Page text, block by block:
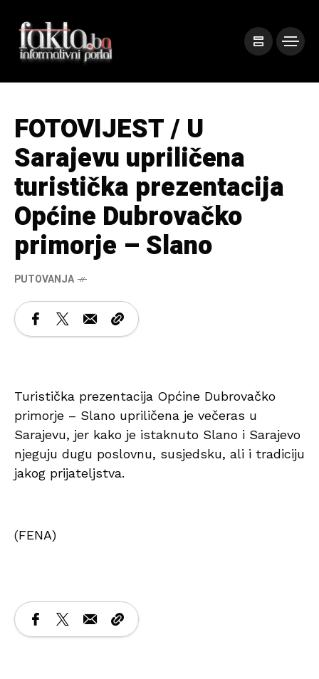
FOTOVIJEST / U
Sarajevu upriličena
turistička prezentacija
Općine Dubrovačko
primorje – Slano
PUTOVANJA
Turistička prezentacija Općine Dubrovačko
primorje – Slano upriličena je večeras u
Sarajevu, jer kako je istaknuto Slano i Sarajevo
njeguju dugu poslovnu, susjedsku, ali i tradiciju
jakog prijateljstva.
(FENA)